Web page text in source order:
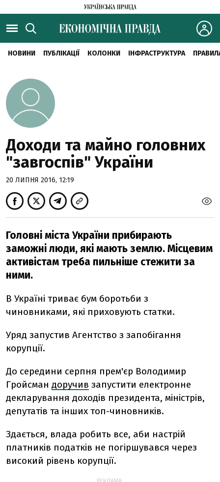
НОВИНИ ПУБЛІКАЦІЇ КОЛОНКИ ІНФРАСТРУКТУРА
Доходи та майно головних
"завгоспів" України
20 ЛИПНЯ 2016, 12:19
Головні міста України прибирають
заможні люди, які мають землю. Місцевим
активістам треба пильніше стежити за
ними.
В Україні триває бум боротьби з
чиновниками, які приховують статки.
Уряд запустив Агентство з запобігання
корупції.
До середини серпня прем'єр Володимир
Гройсман доручив запустити електронне
декларування доходів президента, міністрів,
депутатів та інших топ-чиновників.
Здається, влада робить все, аби настрій
платників податків не погіршувався через
високий рівень корупції.